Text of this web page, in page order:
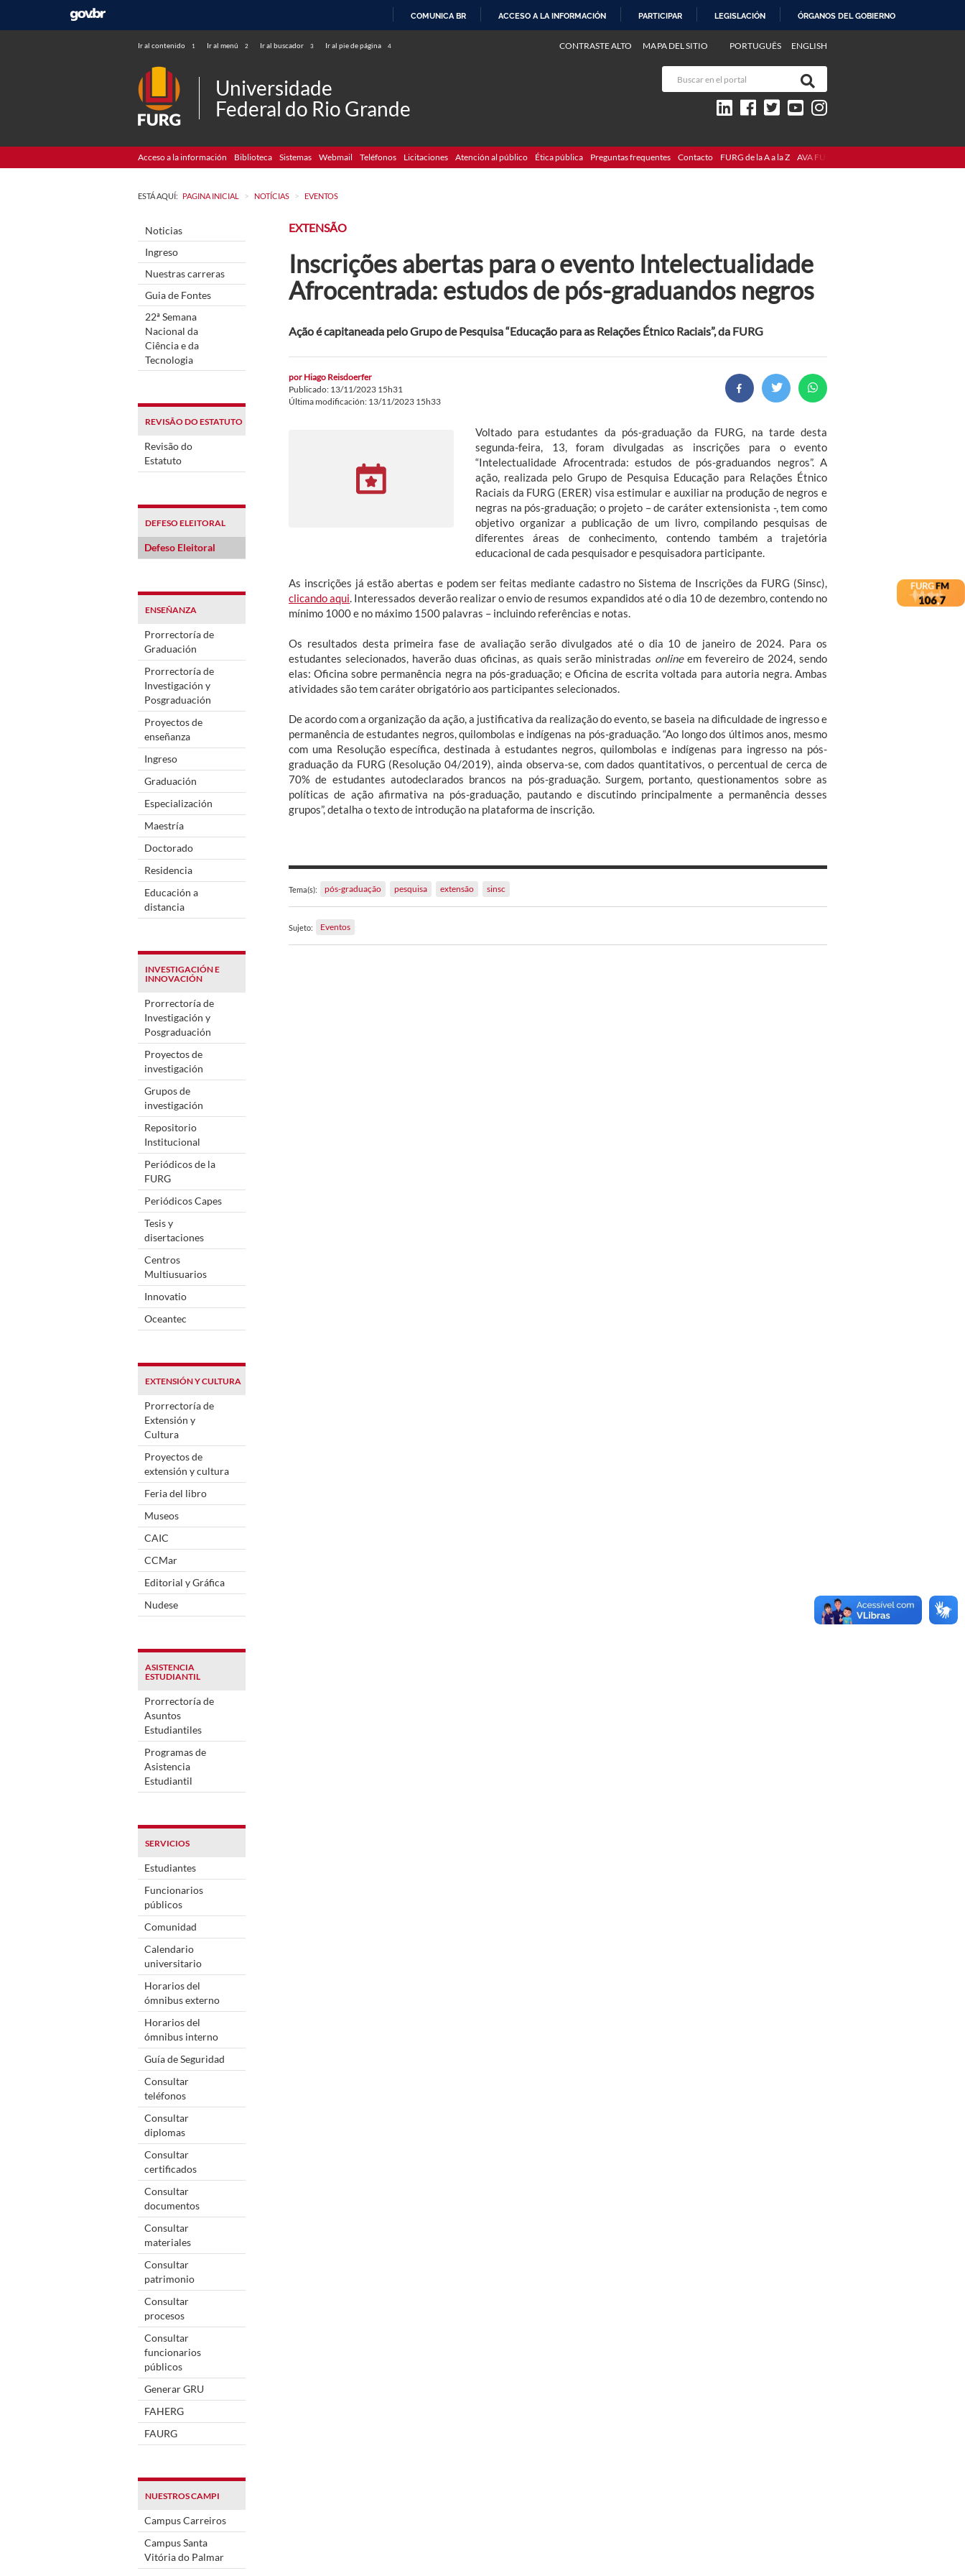
COMUNICA BR ACCESO A LA INFORMACIÓN PARTICIPAR LEGISLACIÓN ÓRGANOS DEL GOBIERNO
Ir al contenido 1 Ir al menú 2 Ir al buscador 3 Ir al pie de página 4 PORTUGUÊS ENGLISH
CONTRASTE ALTO MAPA DEL SITIO
Universidade
Federal do Rio Grande
Acceso a la información Biblioteca Sistemas Webmail Teléfonos Licitaciones Atención al público Ética pública Preguntas frequentes Contacto FURG de la A a la Z AVA FURG
ESTÁ AQUÍ: PAGINA INICIAL > NOTÍCIAS > EVENTOS
Noticias
Ingreso
Nuestras carreras
Guia de Fontes
22ª Semana
Nacional da
Ciência e da
Tecnologia
REVISÃO DO ESTATUTO
Revisão do
Estatuto
DEFESO ELEITORAL
Defeso Eleitoral
ENSEÑANZA
Prorrectoría de
Graduación
Prorrectoría de
Investigación y
Posgraduación
Proyectos de
enseñanza
Ingreso
Graduación
Especialización
Maestría
Doctorado
Residencia
Educación a
distancia
INVESTIGACIÓN E
INNOVACIÓN
Prorrectoría de
Investigación y
Posgraduación
Proyectos de
investigación
Grupos de
investigación
Repositorio
Institucional
Periódicos de la
FURG
Periódicos Capes
Tesis y
disertaciones
Centros
Multiusuarios
Innovatio
Oceantec
EXTENSIÓN Y CULTURA
Prorrectoría de
Extensión y
Cultura
Proyectos de
extensión y cultura
Feria del libro
Museos
CAIC
CCMar
Editorial y Gráfica
Nudese
ASISTENCIA
ESTUDIANTIL
Prorrectoría de
Asuntos
Estudiantiles
Programas de
Asistencia
Estudiantil
SERVICIOS
Estudiantes
Funcionarios
públicos
Comunidad
Calendario
universitario
Horarios del
ómnibus externo
Horarios del
ómnibus interno
Guía de Seguridad
Consultar
teléfonos
Consultar
diplomas
Consultar
certificados
Consultar
documentos
Consultar
materiales
Consultar
patrimonio
Consultar
procesos
Consultar
funcionarios
públicos
Generar GRU
FAHERG
FAURG
NUESTROS CAMPI
Campus Carreiros
Campus Santa
Vitória do Palmar
EXTENSÃO
Inscrições abertas para o evento Intelectualidade
Afrocentrada: estudos de pós-graduandos negros
Ação é capitaneada pelo Grupo de Pesquisa “Educação para as Relações Étnico Raciais”, da FURG
por Hiago Reisdoerfer
Publicado: 13/11/2023 15h31
Última modificación: 13/11/2023 15h33
Voltado para estudantes da pós-graduação da FURG, na tarde desta
segunda-feira, 13, foram divulgadas as inscrições para o evento
“Intelectualidade Afrocentrada: estudos de pós-graduandos negros”. A
ação, realizada pelo Grupo de Pesquisa Educação para Relações Étnico
Raciais da FURG (ERER) visa estimular e auxiliar na produção de negros e
negras na pós-graduação; o projeto – de caráter extensionista -, tem como
objetivo organizar a publicação de um livro, compilando pesquisas de
diferentes áreas de conhecimento, contendo também a trajetória
educacional de cada pesquisador e pesquisadora participante.
As inscrições já estão abertas e podem ser feitas mediante cadastro no Sistema de Inscrições da FURG (Sinsc),
clicando aqui . Interessados deverão realizar o envio de resumos expandidos até o dia 10 de dezembro, contendo no
mínimo 1000 e no máximo 1500 palavras – incluindo referências e notas.
Os resultados desta primeira fase de avaliação serão divulgados até o dia 10 de janeiro de 2024. Para os
estudantes selecionados, haverão duas oficinas, as quais serão ministradas onlineem fevereiro de 2024, sendo
elas: Oficina sobre permanência negra na pós-graduação; e Oficina de escrita voltada para autoria negra. Ambas
atividades são tem caráter obrigatório aos participantes selecionados.
De acordo com a organização da ação, a justificativa da realização do evento, se baseia na dificuldade de ingresso e
permanência de estudantes negros, quilombolas e indígenas na pós-graduação. “Ao longo dos últimos anos, mesmo
com uma Resolução específica, destinada à estudantes negros, quilombolas e indígenas para ingresso na pós-
graduação da FURG (Resolução 04/2019), ainda observa-se, com dados quantitativos, o percentual de cerca de
70% de estudantes autodeclarados brancos na pós-graduação. Surgem, portanto, questionamentos sobre as
políticas de ação afirmativa na pós-graduação, pautando e discutindo principalmente a permanência desses
grupos”, detalha o texto de introdução na plataforma de inscrição.
Tema(s): pós-graduação pesquisa extensão sinsc
Sujeto: Eventos